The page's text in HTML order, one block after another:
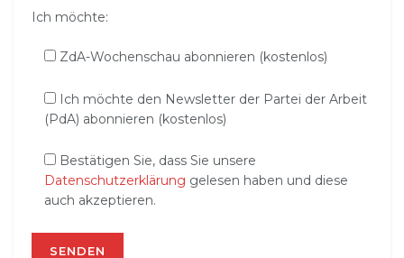
Ich möchte:
ZdA-Wochenschau abonnieren (kostenlos)
Ich möchte den Newsletter der Partei der Arbeit
(PdA) abonnieren (kostenlos)
Bestätigen Sie, dass Sie unsere
Datenschutzerklärung gelesen haben und diese
auch akzeptieren.